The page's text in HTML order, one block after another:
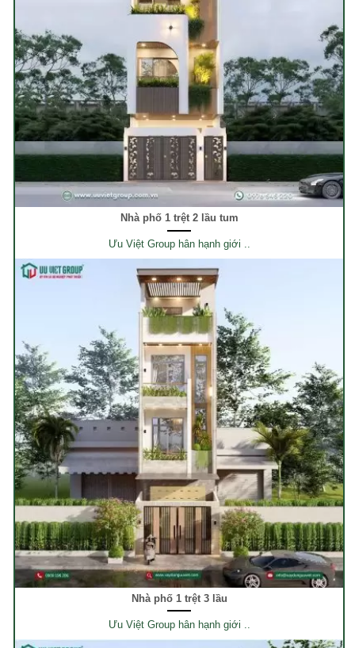
Nhà phố 1 trệt 2 lầu tum
Ưu Việt Group hân hạnh giới ..
Nhà phố 1 trệt 3 lầu
Ưu Việt Group hân hạnh giới ..